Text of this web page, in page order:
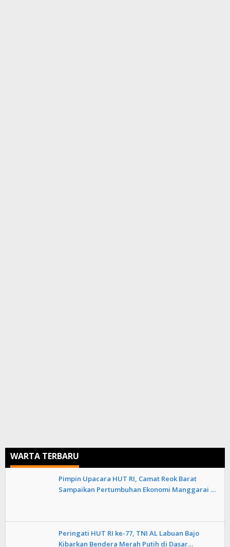
WARTA TERBARU
Pimpin Upacara HUT RI, Camat Reok Barat
Sampaikan Pertumbuhan Ekonomi Manggarai …
Peringati HUT RI ke-77, TNI AL Labuan Bajo
Kibarkan Bendera Merah Putih di Dasar…